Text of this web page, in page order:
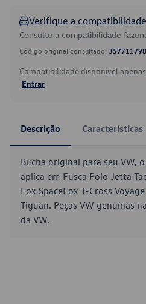
Verifique a compatibilidade
Consulte a compatibilidade
Código original consultado: 357711798
Compatibilidade disponível
Entrar
Descrição Características
Bucha original para seu VW,
aplica em Fusca Polo Jetta
Fox SpaceFox T-Cross
Tiguan. Peças VW genuínas
da VW.